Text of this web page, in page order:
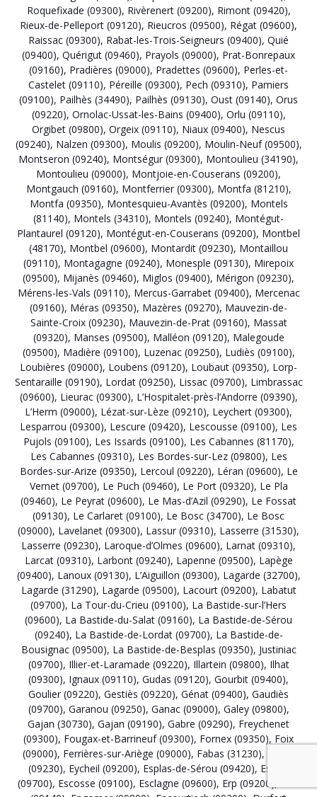
Roquefixade (09300), Rivèrenert (09200), Rimont (09420),
Rieux-de-Pelleport (09120), Rieucros (09500), Régat (09600),
Raissac (09300), Rabat-les-Trois-Seigneurs (09400), Quié
(09400), Quérigut (09460), Prayols (09000), Prat-Bonrepaux
(09160), Pradières (09000), Pradettes (09600), Perles-et-
Castelet (09110), Péreille (09300), Pech (09310), Pamiers
(09100), Pailhès (34490), Pailhès (09130), Oust (09140), Orus
(09220), Ornolac-Ussat-les-Bains (09400), Orlu (09110),
Orgibet (09800), Orgeix (09110), Niaux (09400), Nescus
(09240), Nalzen (09300), Moulis (09200), Moulin-Neuf (09500),
Montseron (09240), Montségur (09300), Montoulieu (34190),
Montoulieu (09000), Montjoie-en-Couserans (09200),
Montgauch (09160), Montferrier (09300), Montfa (81210),
Montfa (09350), Montesquieu-Avantès (09200), Montels
(81140), Montels (34310), Montels (09240), Montégut-
Plantaurel (09120), Montégut-en-Couserans (09200), Montbel
(48170), Montbel (09600), Montardit (09230), Montaillou
(09110), Montagagne (09240), Monesple (09130), Mirepoix
(09500), Mijanès (09460), Miglos (09400), Mérigon (09230),
Mérens-les-Vals (09110), Mercus-Garrabet (09400), Mercenac
(09160), Méras (09350), Mazères (09270), Mauvezin-de-
Sainte-Croix (09230), Mauvezin-de-Prat (09160), Massat
(09320), Manses (09500), Malléon (09120), Malegoude
(09500), Madière (09100), Luzenac (09250), Ludiès (09100),
Loubières (09000), Loubens (09120), Loubaut (09350), Lorp-
Sentaraille (09190), Lordat (09250), Lissac (09700), Limbrassac
(09600), Lieurac (09300), L’Hospitalet-près-l’Andorre (09390),
L’Herm (09000), Lézat-sur-Lèze (09210), Leychert (09300),
Lesparrou (09300), Lescure (09420), Lescousse (09100), Les
Pujols (09100), Les Issards (09100), Les Cabannes (81170),
Les Cabannes (09310), Les Bordes-sur-Lez (09800), Les
Bordes-sur-Arize (09350), Lercoul (09220), Léran (09600), Le
Vernet (09700), Le Puch (09460), Le Port (09320), Le Pla
(09460), Le Peyrat (09600), Le Mas-d’Azil (09290), Le Fossat
(09130), Le Carlaret (09100), Le Bosc (34700), Le Bosc
(09000), Lavelanet (09300), Lassur (09310), Lasserre (31530),
Lasserre (09230), Laroque-d’Olmes (09600), Larnat (09310),
Larcat (09310), Larbont (09240), Lapenne (09500), Lapège
(09400), Lanoux (09130), L’Aiguillon (09300), Lagarde (32700),
Lagarde (31290), Lagarde (09500), Lacourt (09200), Labatut
(09700), La Tour-du-Crieu (09100), La Bastide-sur-l’Hers
(09600), La Bastide-du-Salat (09160), La Bastide-de-Sérou
(09240), La Bastide-de-Lordat (09700), La Bastide-de-
Bousignac (09500), La Bastide-de-Besplas (09350), Justiniac
(09700), Illier-et-Laramade (09220), Illartein (09800), Ilhat
(09300), Ignaux (09110), Gudas (09120), Gourbit (09400),
Goulier (09220), Gestiès (09220), Génat (09400), Gaudiès
(09700), Garanou (09250), Ganac (09000), Galey (09800),
Gajan (30730), Gajan (09190), Gabre (09290), Freychenet
(09300), Fougax-et-Barrineuf (09300), Fornex (09350), Foix
(09000), Ferrières-sur-Ariège (09000), Fabas (31230),
(09230), Eycheil (09200), Esplas-de-Sérou (09420), Esplas
(09700), Escosse (09100), Esclagne (09600), Erp (09200)